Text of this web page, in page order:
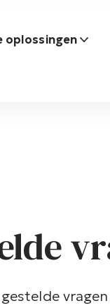
oplossingen